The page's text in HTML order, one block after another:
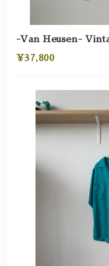
-Van Heusen-
¥37,800